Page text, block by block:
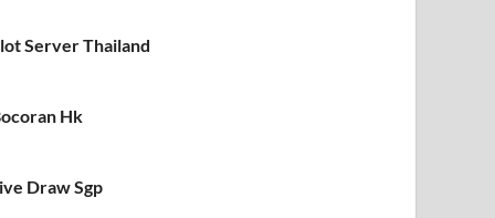
Server Thailand
Hk
Draw Sgp